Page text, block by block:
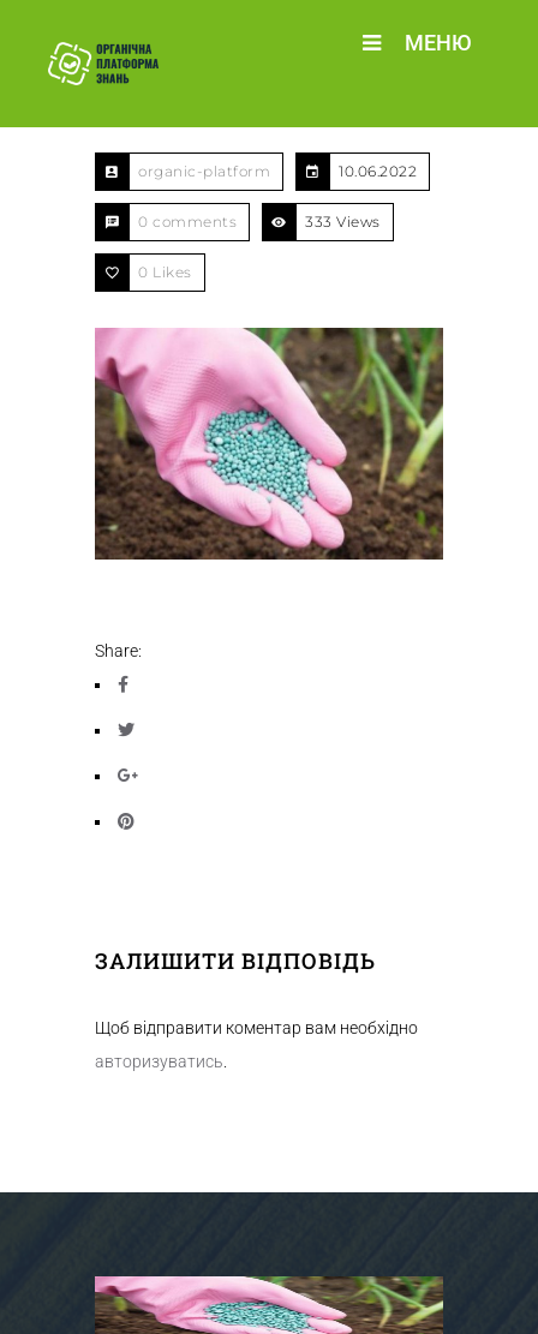
МЕНЮ
organic-platform 10.06.2022
0 comments 333 Views
0 Likes
Share:
ЗАЛИШИТИ ВІДПОВІДЬ
Щоб відправити коментар вам необхідно
авторизуватись